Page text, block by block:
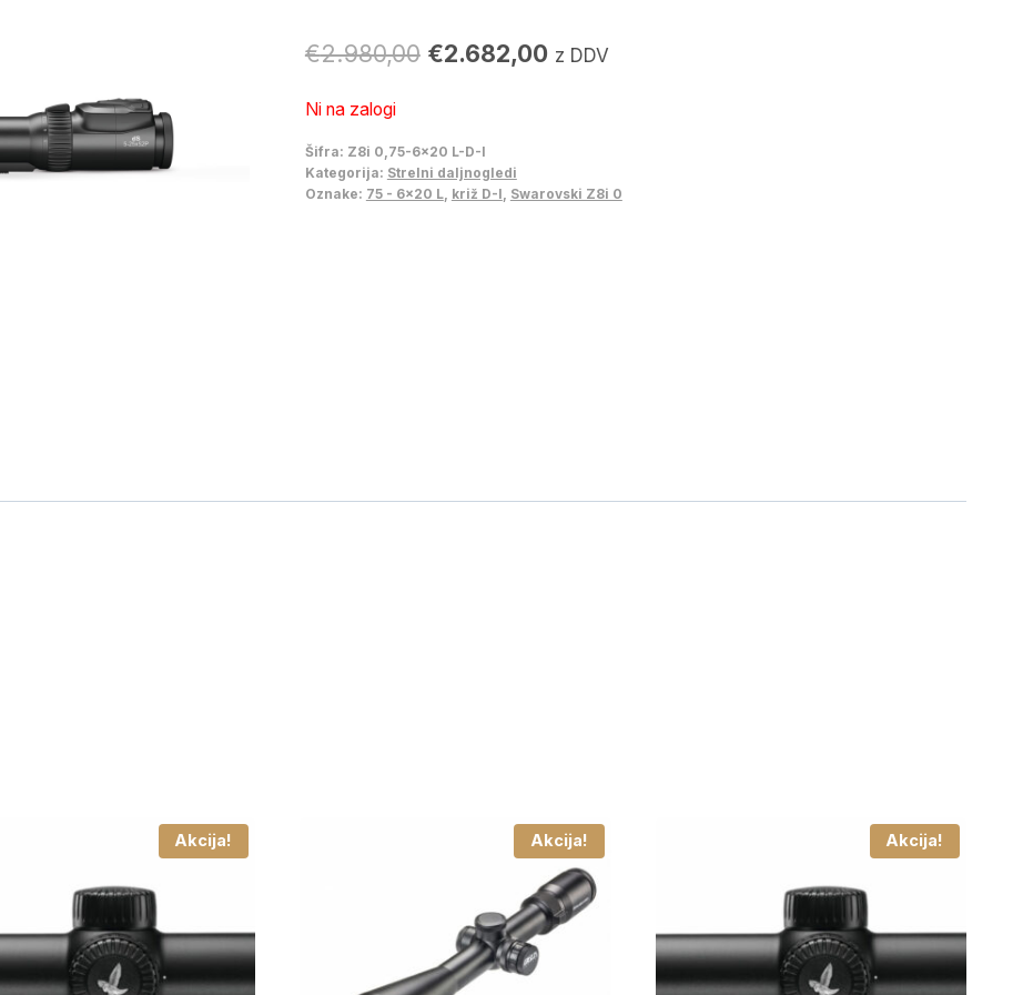
€2.980,00 Izvirna
bila:
€2.980,00.
€2.682,00Trenutna
z DDV
Ni na zalogi
Šifra: Z8i 0,75-6x20 L-D-I
Kategorija: Strelni daljnogledi
Oznake: 75 - 6x20 L, križ D-I Swarovski Z8i 0
Akcija! Akcija! Akcija!